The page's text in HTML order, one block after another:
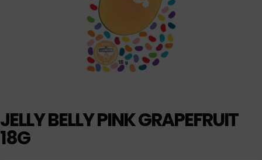
JELLY BELLY PINK GRAPEFRUIT
18G